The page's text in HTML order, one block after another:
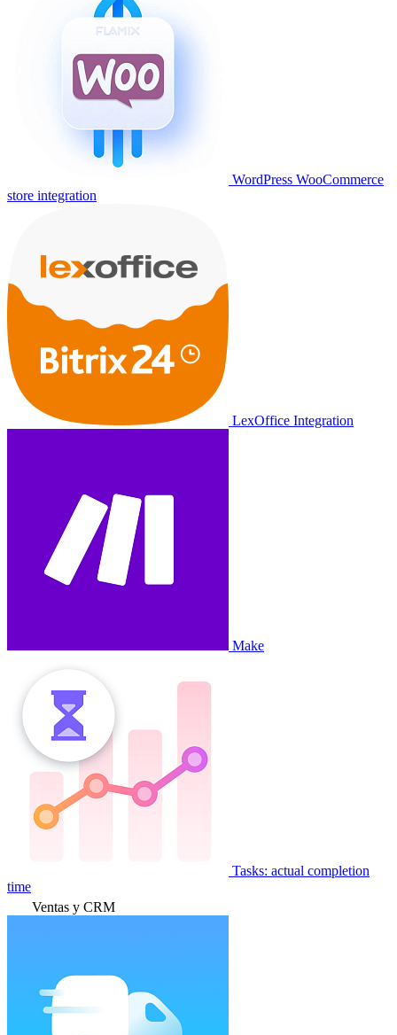
WordPress WooCommerce
store integration
LexOffice Integration
Make
Tasks: actual completion
time
Ventas y CRM